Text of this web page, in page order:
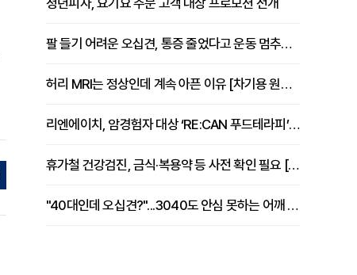
청년피자, 요기요 주문 고객 대상 프로모션 전개
팔 들기 어려운 오십견, 통증 줄었다고 운동 멈추면 안 되는 이유 [이병욱 원장 칼럼]
허리 MRI는 정상인데 계속 아픈 이유 [차기용 원장 칼럼]
리엔에이치, 암경험자 대상 ‘RE:CAN 푸드테라피’ 운영
휴가철 건강검진, 금식·복용약 등 사전 확인 필요 [정도감 원장 칼럼]
"40대인데 오십견?"...3040도 안심 못하는 어깨 유착성 관절낭염